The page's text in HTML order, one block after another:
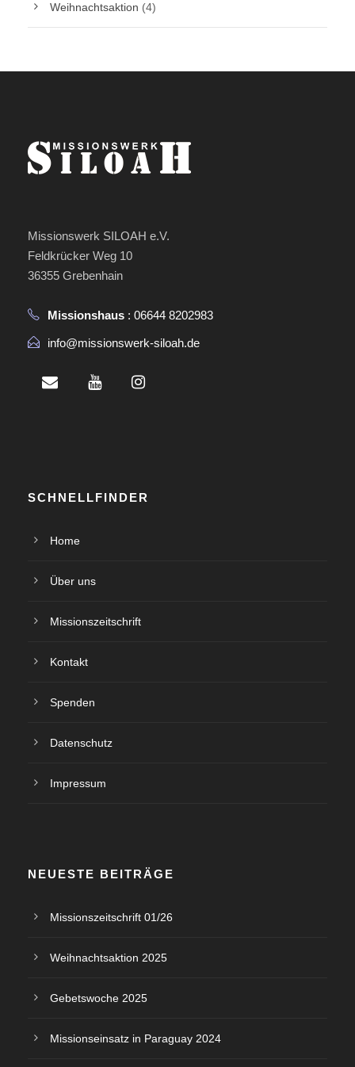
Weihnachtsaktion (4)
Missionswerk SILOAH e.V.
Feldkrücker Weg 10
36355 Grebenhain
Missionshaus : 06644 8202983
info@missionswerk-siloah.de
SCHNELLFINDER
Home
Über uns
Missionszeitschrift
Kontakt
Spenden
Datenschutz
Impressum
NEUESTE BEITRÄGE
Missionszeitschrift 01/26
Weihnachtsaktion 2025
Gebetswoche 2025
Missionseinsatz in Paraguay 2024